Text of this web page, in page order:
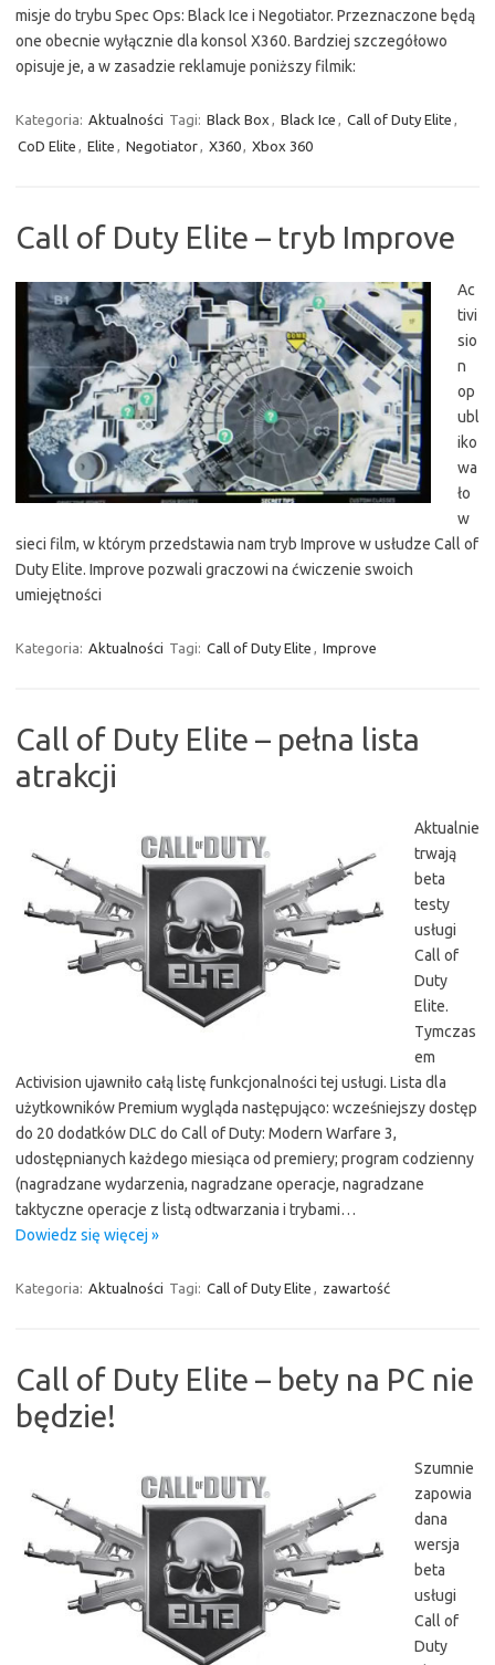
misje do trybu Spec Ops: Black Ice i Negotiator. Przeznaczone będą
one obecnie wyłącznie dla konsol X360. Bardziej szczegółowo
opisuje je, a w zasadzie reklamuje poniższy filmik:
Kategoria: Aktualności Tagi: Black Box Black Ice Call of Duty Elite
CoD Elite
Elite Negotiator X360 Xbox 360
Call of Duty Elite – tryb Improve
Ac
tivi
sio
n
op
ubl
iko
wa
ło
w
sieci film, w którym przedstawia nam tryb Improve w usłudze Call of
Duty Elite. Improve pozwali graczowi na ćwiczenie swoich
umiejętności
Kategoria: Aktualności Tagi: Call of Duty Elite Improve
Call of Duty Elite – pełna lista
atrakcji
Aktualnie
trwają
beta
testy
usługi
Call of
Duty
Elite.
Tymczas
em
Activision ujawniło całą listę funkcjonalności tej usługi. Lista dla
użytkowników Premium wygląda następująco: wcześniejszy dostęp
do 20 dodatków DLC do Call of Duty: Modern Warfare 3,
udostępnianych każdego miesiąca od premiery; program codzienny
(nagradzane wydarzenia, nagradzane operacje, nagradzane
taktyczne operacje z listą odtwarzania i trybami…
Dowiedz się więcej »
Kategoria: Aktualności Tagi: Call of Duty Elite zawartość
Call of Duty Elite – bety na PC nie
będzie!
Szumnie
zapowia
dana
wersja
beta
usługi
Call of
Duty